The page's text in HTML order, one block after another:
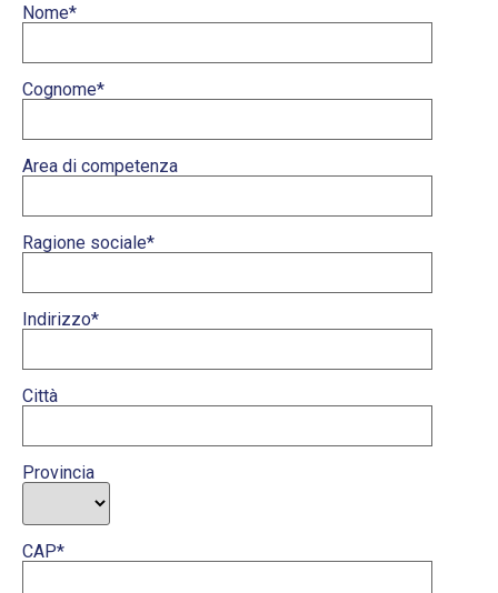
Nome*
Cognome*
Area di competenza
Ragione sociale*
Indirizzo*
Città
Provincia
CAP*